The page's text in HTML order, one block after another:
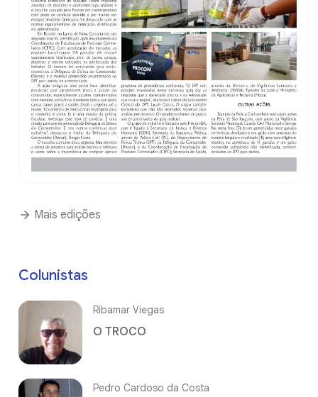
Mais edições
Colunistas
Ribamar Viegas
O TROCO
Pedro Cardoso da Costa